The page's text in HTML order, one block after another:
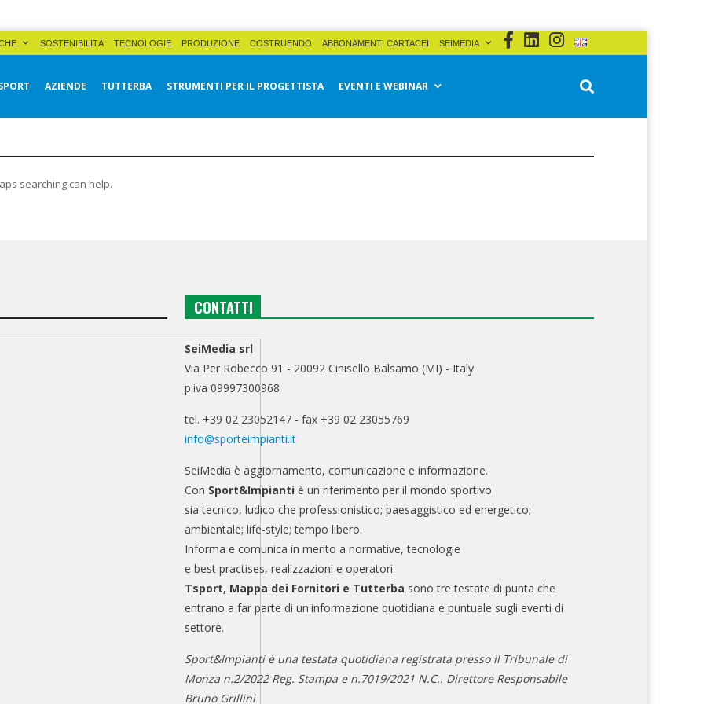
SOSTENIBILITÀ TECNOLOGIE PRODUZIONE COSTRUENDO ABBONAMENTI CARTACEI SEIMEDIA
AZIENDE TUTTERBA STRUMENTI PER IL PROGETTISTA EVENTI E WEBINAR
searching can help.
CONTATTI
SeiMedia srl
Via Per Robecco 91 - 20092 Cinisello Balsamo (MI) - Italy
p.iva 09997300968
tel. +39 02 23052147 - fax +39 02 23055769
info@sporteimpianti.it
SeiMedia è aggiornamento, comunicazione e informazione.
Con Sport&Impianti è un riferimento per il mondo sportivo
sia tecnico, ludico che professionistico; paesaggistico ed energetico;
ambientale; life-style; tempo libero.
Informa e comunica in merito a normative, tecnologie
e best practises, realizzazioni e operatori.
Tsport, Mappa dei Fornitori e Tutterba sono tre testate di punta che
entrano a far parte di un'informazione quotidiana e puntuale sugli eventi di
settore.
Sport&Impianti è una testata quotidiana registrata presso il Tribunale di
Monza n.2/2022 Reg. Stampa e n.7019/2021 N.C.. Direttore Responsabile
Bruno Grillini